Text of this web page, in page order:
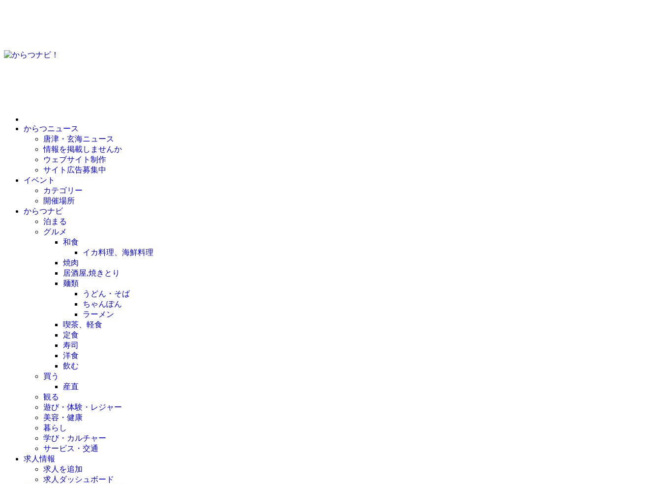
ツ
を
からつニュース
唐津・玄海ニュース
情報を掲載しませんか
ウェブサイト制作
サイト広告募集中
イベント
カテゴリー
開催場所
からつナビ
泊まる
グルメ
和食
イカ料理、海鮮料理
焼肉
居酒屋,焼きとり
麺類
うどん・そば
ちゃんぽん
ラーメン
喫茶、軽食
定食
寿司
洋食
飲む
買う
産直
観る
遊び・体験・レジャー
美容・健康
暮らし
学び・カルチャー
サービス・交通
求人情報
求人を追加
求人ダッシュボード